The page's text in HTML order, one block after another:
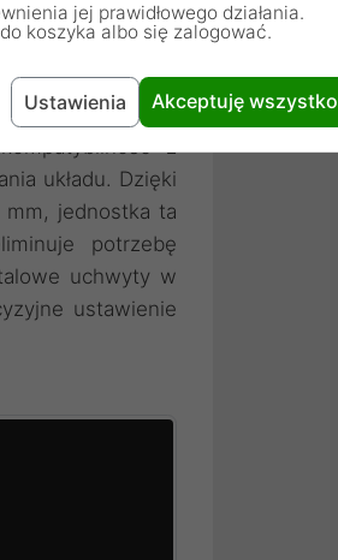
combo,
Inżynierowie EK
z
układu. Dzięki
jednostka ta
potrzebę
uchwyty w
ustawienie
jej prawidłowego działania.
koszyka albo się zalogować.
Ustawienia Akceptuję wszystko